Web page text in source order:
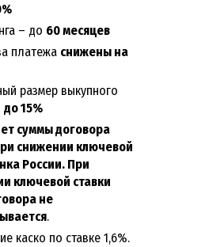
– до 60 месяцев
платежа снижены на
размер выкупного
до 15%
суммы договора
снижении ключевой
России. При
ключевой ставки
не
.
каско по ставке 1,6%.